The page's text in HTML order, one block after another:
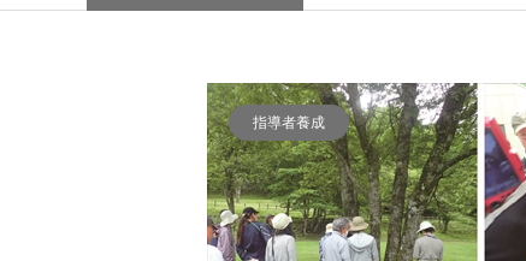
指導者養成